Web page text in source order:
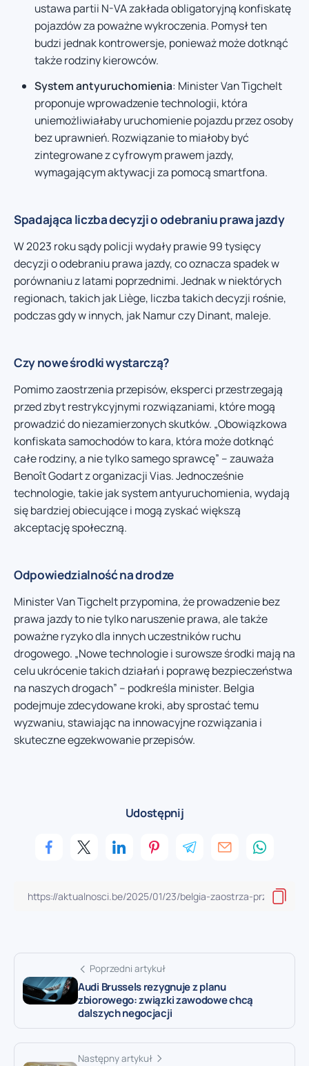
ustawa partii N-VA zakłada obligatoryjną konfiskatę
pojazdów za poważne wykroczenia. Pomysł ten
budzi jednak kontrowersje, ponieważ może dotknąć
także rodziny kierowców.
System antyuruchomienia: Minister Van Tigchelt
proponuje wprowadzenie technologii, która
uniemożliwiałaby uruchomienie pojazdu przez osoby
bez uprawnień. Rozwiązanie to miałoby być
zintegrowane z cyfrowym prawem jazdy,
wymagającym aktywacji za pomocą smartfona.
Spadająca liczba decyzji o odebraniu prawa jazdy
W 2023 roku sądy policji wydały prawie 99 tysięcy
decyzji o odebraniu prawa jazdy, co oznacza spadek w
porównaniu z latami poprzednimi. Jednak w niektórych
regionach, takich jak Liège, liczba takich decyzji rośnie,
podczas gdy w innych, jak Namur czy Dinant, maleje.
Czy nowe środki wystarczą?
Pomimo zaostrzenia przepisów, eksperci przestrzegają
przed zbyt restrykcyjnymi rozwiązaniami, które mogą
prowadzić do niezamierzonych skutków. „Obowiązkowa
konfiskata samochodów to kara, która może dotknąć
całe rodziny, a nie tylko samego sprawcę” – zauważa
Benoît Godart z organizacji Vias. Jednocześnie
technologie, takie jak system antyuruchomienia, wydają
się bardziej obiecujące i mogą zyskać większą
akceptację społeczną.
Odpowiedzialność na drodze
Minister Van Tigchelt przypomina, że prowadzenie bez
prawa jazdy to nie tylko naruszenie prawa, ale także
poważne ryzyko dla innych uczestników ruchu
drogowego. „Nowe technologie i surowsze środki mają na
celu ukrócenie takich działań i poprawę bezpieczeństwa
na naszych drogach” – podkreśla minister. Belgia
podejmuje zdecydowane kroki, aby sprostać temu
wyzwaniu, stawiając na innowacyjne rozwiązania i
skuteczne egzekwowanie przepisów.
Udostępnij
Poprzedni artykuł
Audi Brussels rezygnuje z planu
zbiorowego: związki zawodowe chcą
dalszych negocjacji
Następny artykuł